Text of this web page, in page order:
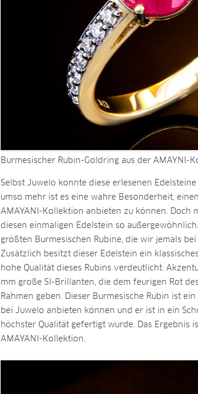
Burmesischer Rubin-Goldring aus der AMAYNI-
Selbst Juwelo konnte diese erlesenen
umso mehr ist es eine wahre Besonderheit,
AMAYANI-Kollektion anbieten zu können. Doch
diesen einmaligen Edelstein so
größten Burmesischen Rubine, die wir jemals
Zusätzlich besitzt dieser Edelstein ein
hohe Qualität dieses Rubins verdeutlicht.
mm große SI-Brillanten, die dem feurigen Rot
Rahmen geben. Dieser Burmesische Rubin ist
bei Juwelo anbieten können und er ist in ein
höchster Qualität gefertigt wurde. Das Ergebnis
AMAYANI-Kollektion.